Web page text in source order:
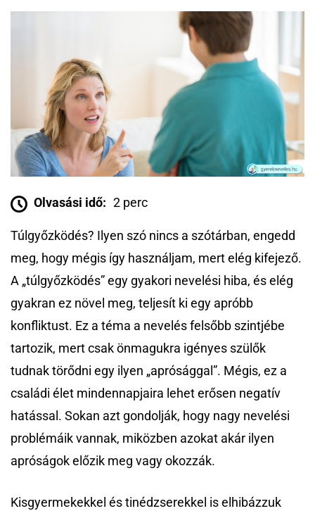
Olvasási idő: 2 perc
Túlgyőzködés? Ilyen szó nincs a szótárban, engedd
meg, hogy mégis így használjam, mert elég kifejező.
A „túlgyőzködés” egy gyakori nevelési hiba, és elég
gyakran ez növel meg, teljesít ki egy apróbb
konfliktust. Ez a téma a nevelés felsőbb szintjébe
tartozik, mert csak önmagukra igényes szülők
tudnak törődni egy ilyen „aprósággal”. Mégis, ez a
családi élet mindennapjaira lehet erősen negatív
hatással. Sokan azt gondolják, hogy nagy nevelési
problémáik vannak, miközben azokat akár ilyen
apróságok előzik meg vagy okozzák.
Kisgyermekekkel és tinédzserekkel is elhibázzuk